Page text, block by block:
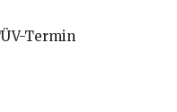
Termin